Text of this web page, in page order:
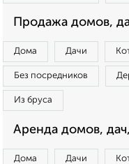
Продажа домов,
Дома Дачи
Без посредников
Из бруса
Аренда домов,
Дома Дачи